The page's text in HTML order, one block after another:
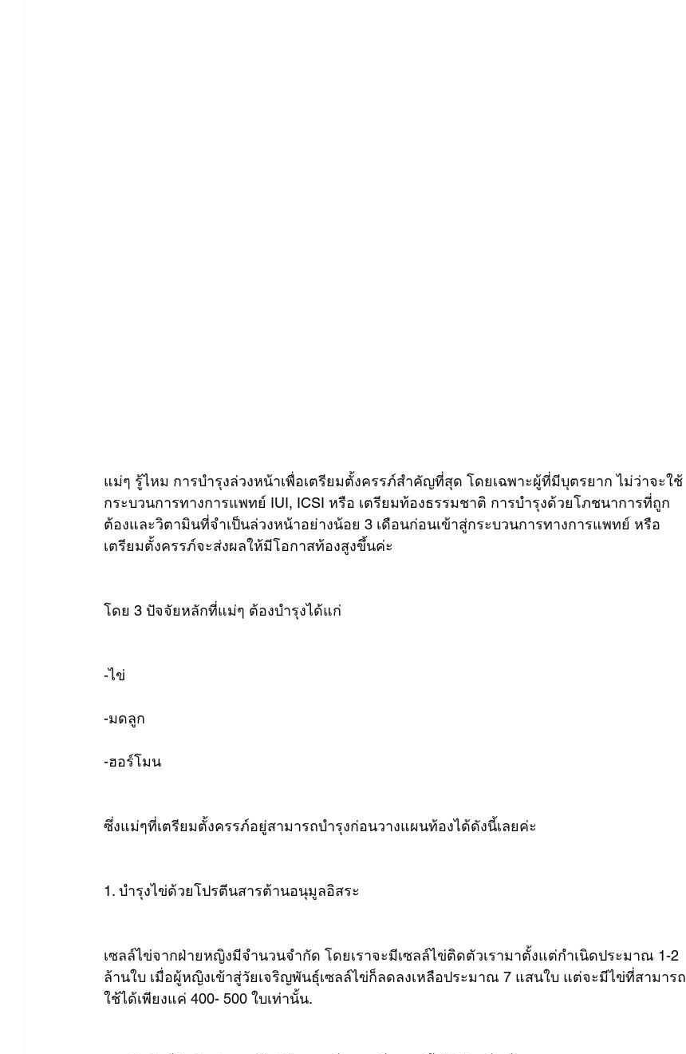
แม่ๆ รู้ไหม การบำรุงล่วงหน้าเพื่อเตรียมตั้งครรภ์สำคัญที่สุด โดยเฉพาะผู้ที่มีบุตรยาก ไม่ว่าจะใช้
กระบวนการทางการแพทย์ IUI, ICSI หรือ เตรียมท้องธรรมชาติ การบำรุงด้วยโภชนาการที่ถูก
ต้องและวิตามินที่จำเป็นล่วงหน้าอย่างน้อย 3 เดือนก่อนเข้าสู่กระบวนการทางการแพทย์ หรือ
เตรียมตั้งครรภ์จะส่งผลให้มีโอกาสท้องสูงขึ้นค่ะ
โดย 3 ปัจจัยหลักที่แม่ๆ ต้องบำรุงได้แก่
-ไข่
-มดลูก
-ฮอร์โมน
ซึ่งแม่ๆที่เตรียมตั้งครรภ์อยู่สามารถบำรุงก่อนวางแผนท้องได้ดังนี้เลยค่ะ
1. บำรุงไข่ด้วยโปรตีนสารต้านอนุมูลอิสระ
เซลล์ไข่จากฝ่ายหญิงมีจำนวนจำกัด โดยเราจะมีเซลล์ไข่ติดตัวเรามาตั้งแต่กำเนิดประมาณ 1-2
ล้านใบ เมื่อผู้หญิงเข้าสู่วัยเจริญพันธุ์เซลล์ไข่ก็ลดลงเหลือประมาณ 7 แสนใบ แต่จะมีไข่ที่สามารถ
ใช้ได้เพียงแค่ 400- 500 ใบเท่านั้น.